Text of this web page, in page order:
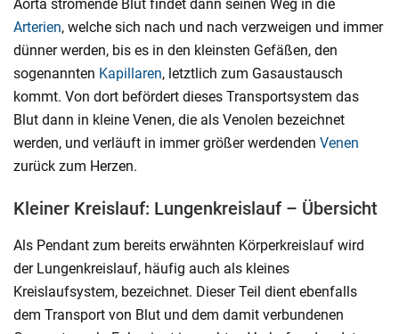
Aorta strömende Blut findet dann seinen Weg in die
Arterien, welche sich nach und nach verzweigen und immer
dünner werden, bis es in den kleinsten Gefäßen, den
sogenannten Kapillaren, letztlich zum Gasaustausch
kommt. Von dort befördert dieses Transportsystem das
Blut dann in kleine Venen, die als Venolen bezeichnet
werden, und verläuft in immer größer werdenden Venen
zurück zum Herzen.
Kleiner Kreislauf: Lungenkreislauf – Übersicht
Als Pendant zum bereits erwähnten Körperkreislauf wird
der Lungenkreislauf, häufig auch als kleines
Kreislaufsystem, bezeichnet. Dieser Teil dient ebenfalls
dem Transport von Blut und dem damit verbundenen